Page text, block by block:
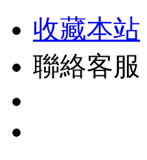
收藏本站
聯絡客服